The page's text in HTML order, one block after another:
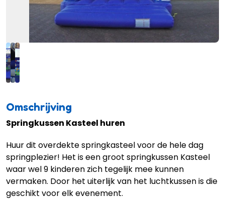
Omschrijving
Springkussen Kasteel huren
Huur dit overdekte springkasteel voor de hele dag
springplezier! Het is een groot springkussen Kasteel
waar wel 9 kinderen zich tegelijk mee kunnen
vermaken. Door het uiterlijk van het luchtkussen is die
geschikt voor elk evenement.